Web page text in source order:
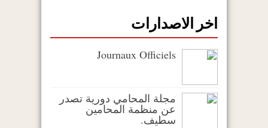
اخر الاصدارات
Journaux Officiels
مجلة المحامي دورية تصدر
عن منظمة المحامين
سطيف.